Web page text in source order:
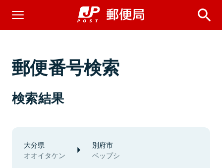
郵便番号検索
検索結果
大分県
オオイタケン
別府市
ベップシ